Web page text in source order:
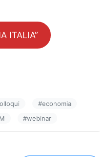
ITALIA”
#economia
#webinar